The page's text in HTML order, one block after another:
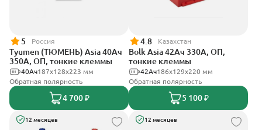
5 Россия
Tyumen (ТЮМЕНЬ) Asia 40Ач
350А, ОП, тонкие клеммы
187х128х223 мм
40Ач
Обратная полярность
4 700 ₽
4.8 Казахстан
Bolk Asia 42Ач 330А, ОП,
тонкие клеммы
186х129х220 мм
42Ач
Обратная полярность
5 100 ₽
12 месяцев 12 месяцев